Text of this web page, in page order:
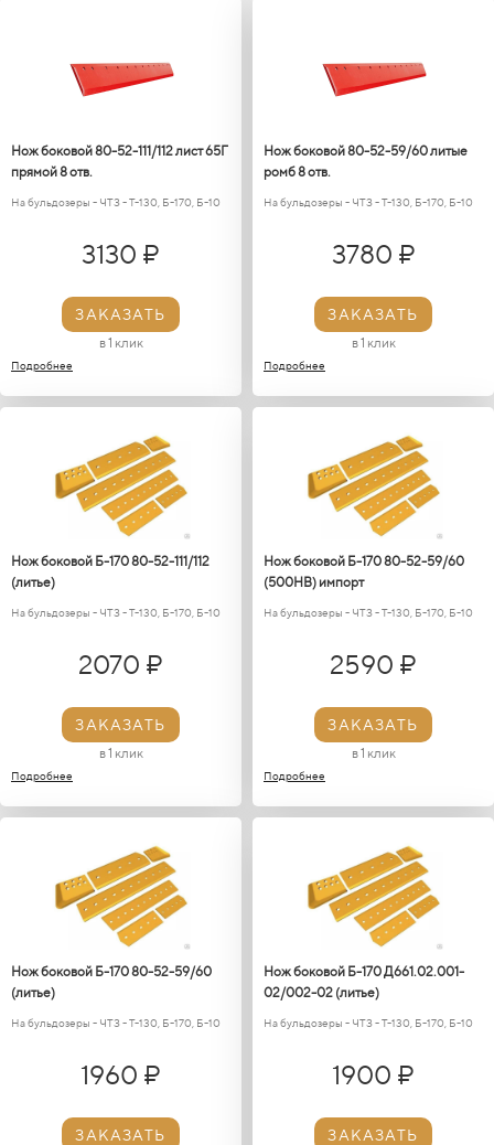
Нож боковой 80-52-111/112 лист 65Г
прямой 8 отв.
На бульдозеры - ЧТЗ - Т-130, Б-170, Б-10
3130 ₽
ЗАКАЗАТЬ
в 1 клик
Подробнее
Нож боковой 80-52-59/60 литые
ромб 8 отв.
На бульдозеры - ЧТЗ - Т-130, Б-170, Б-10
3780 ₽
ЗАКАЗАТЬ
в 1 клик
Подробнее
Нож боковой Б-170 80-52-111/112
(литье)
На бульдозеры - ЧТЗ - Т-130, Б-170, Б-10
2070 ₽
ЗАКАЗАТЬ
в 1 клик
Подробнее
Нож боковой Б-170 80-52-59/60
(500НВ) импорт
На бульдозеры - ЧТЗ - Т-130, Б-170, Б-10
2590 ₽
ЗАКАЗАТЬ
в 1 клик
Подробнее
Нож боковой Б-170 80-52-59/60
(литье)
На бульдозеры - ЧТЗ - Т-130, Б-170, Б-10
1960 ₽
ЗАКАЗАТЬ
Нож боковой Б-170 Д661.02.001-
02/002-02 (литье)
На бульдозеры - ЧТЗ - Т-130, Б-170, Б-10
1900 ₽
ЗАКАЗАТЬ